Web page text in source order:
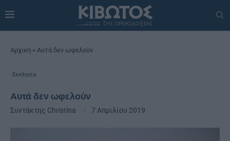
Αρχική » Αυτά δεν ωφελούν
Εκκλησία
Αυτά δεν ωφελούν
Συντάκτης Christina 7 Απριλίου 2019